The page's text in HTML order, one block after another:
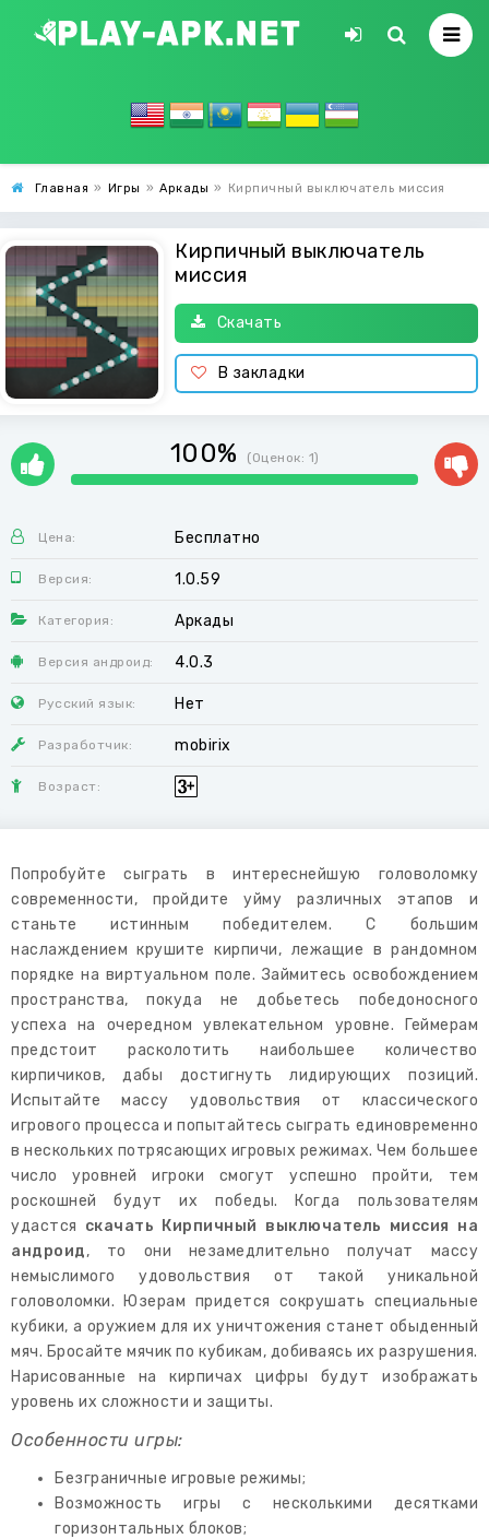
Главная » Игры » Аркады » Кирпичный выключатель миссия
Кирпичный выключатель
миссия
Скачать
В закладки
100% (Оценок: 1)
Цена: Бесплатно
Версия: 1.0.59
Категория: Аркады
Версия андроид: 4.0.3
Русский язык: Нет
Разработчик: mobirix
Возраст:
Попробуйте сыграть в интереснейшую головоломку
современности, пройдите уйму различных этапов и
станьте истинным победителем. С большим
наслаждением крушите кирпичи, лежащие в рандомном
порядке на виртуальном поле. Займитесь освобождением
пространства, покуда не добьетесь победоносного
успеха на очередном увлекательном уровне. Геймерам
предстоит расколотить наибольшее количество
кирпичиков, дабы достигнуть лидирующих позиций.
Испытайте массу удовольствия от классического
игрового процесса и попытайтесь сыграть единовременно
в нескольких потрясающих игровых режимах. Чем большее
число уровней игроки смогут успешно пройти, тем
роскошней будут их победы. Когда пользователям
удастся скачать Кирпичный выключатель миссия на
андроид, то они незамедлительно получат массу
немыслимого удовольствия от такой уникальной
головоломки. Юзерам придется сокрушать специальные
кубики, а оружием для их уничтожения станет обыденный
мяч. Бросайте мячик по кубикам, добиваясь их разрушения.
Нарисованные на кирпичах цифры будут изображать
уровень их сложности и защиты.
Особенности игры:
Безграничные игровые режимы;
Возможность игры с несколькими десятками
горизонтальных блоков;